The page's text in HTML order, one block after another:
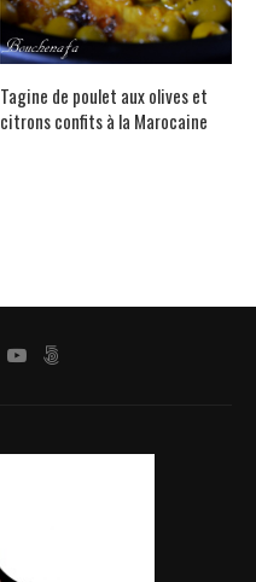
Tagine de poulet aux olives et
citrons confits à la Marocaine